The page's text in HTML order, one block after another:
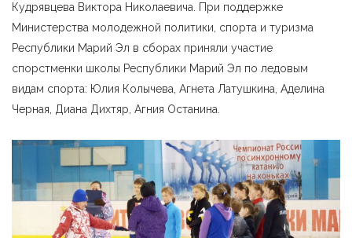
Кудрявцева Виктора Николаевича. При поддержке
Министерства молодежной политики, спорта и туризма
Республики Марий Эл в сборах приняли участие
спорстменки школы Республики Марий Эл по ледовым
видам спорта: Юлия Колычева, Агнета Латушкина, Аделина
Черная, Диана Дихтяр, Агния Останина.